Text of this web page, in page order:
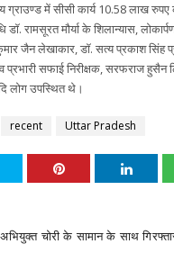
ग्राउण्ड में सीसी कार्य 10.58 लाख रुपए
डॉ. रामसूरत मौर्या के शिलान्यास,
जैन लेखाकार, डॉ. सत्य प्रकाश सिंह
सफाई निरीक्षक, सरफराज हुसैन
लोग उपस्थित थे।
recent Uttar Pradesh
चोरी के सामान के साथ